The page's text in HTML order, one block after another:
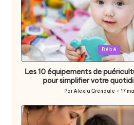
Posted
in
Bébé
Les 10 équipements de
pour simplifier votre
Posted
Par Alexia Grendale 17